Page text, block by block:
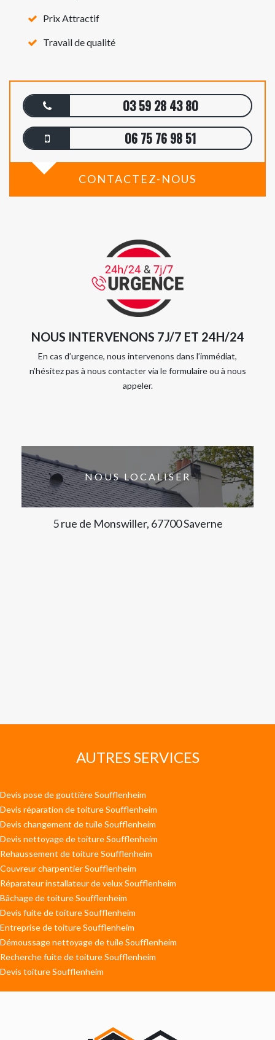
Prix Attractif
Travail de qualité
03 59 28 43 80
06 75 76 98 51
CONTACTEZ-NOUS
NOUS INTERVENONS 7J/7 ET 24H/24
En cas d’urgence, nous intervenons dans l’immédiat,
n’hésitez pas à nous contacter via le formulaire ou à nous
appeler.
NOUS LOCALISER
5 rue de Monswiller, 67700 Saverne
AUTRES SERVICES
Devis pose de gouttière Soufflenheim
Devis réparation de toiture Soufflenheim
Devis changement de tuile Soufflenheim
Devis nettoyage de toiture Soufflenheim
Rehaussement de toiture Soufflenheim
Couvreur charpentier Soufflenheim
Réparateur installateur de velux Soufflenheim
Bâchage de toiture Soufflenheim
Devis fuite de toiture Soufflenheim
Entreprise de toiture Soufflenheim
Démoussage nettoyage de tuile Soufflenheim
Recherche fuite de toiture Soufflenheim
Devis toiture Soufflenheim